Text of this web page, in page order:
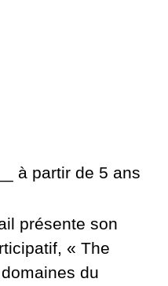
à partir de 5 ans
présente son
« The
du